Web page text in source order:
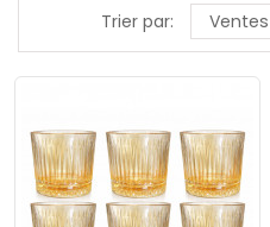
Trier par:
Ventes